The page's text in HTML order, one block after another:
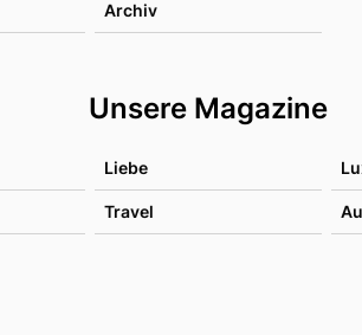
Archiv
Unsere Magazine
Liebe
Travel